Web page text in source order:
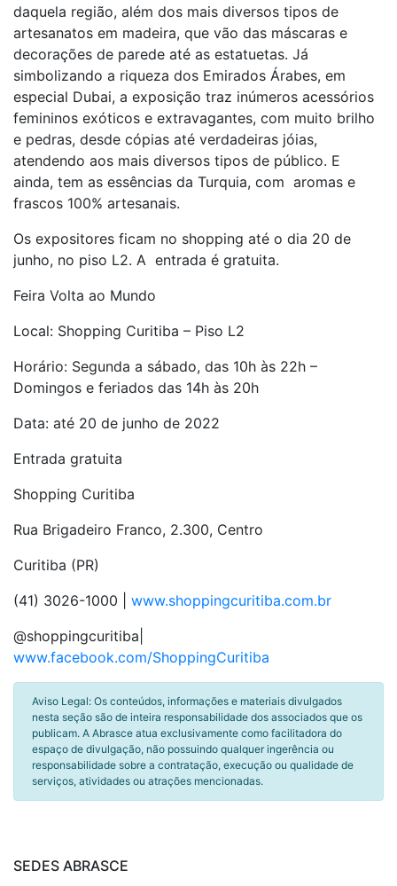
daquela região, além dos mais diversos tipos de
artesanatos em madeira, que vão das máscaras e
decorações de parede até as estatuetas. Já
simbolizando a riqueza dos Emirados Árabes, em
especial Dubai, a exposição traz inúmeros acessórios
femininos exóticos e extravagantes, com muito brilho
e pedras, desde cópias até verdadeiras jóias,
atendendo aos mais diversos tipos de público. E
ainda, tem as essências da Turquia, com aromas e
frascos 100% artesanais.
Os expositores ficam no shopping até o dia 20 de
junho, no piso L2. A entrada é gratuita.
Feira Volta ao Mundo
Local: Shopping Curitiba – Piso L2
Horário: Segunda a sábado, das 10h às 22h –
Domingos e feriados das 14h às 20h
Data: até 20 de junho de 2022
Entrada gratuita
Shopping Curitiba
Rua Brigadeiro Franco, 2.300, Centro
Curitiba (PR)
(41) 3026-1000 |
www.shoppingcuritiba.com.br
@shoppingcuritiba|
www.facebook.com/ShoppingCuritiba
Aviso Legal: Os conteúdos, informações e materiais divulgados
nesta seção são de inteira responsabilidade dos associados que os
publicam. A Abrasce atua exclusivamente como facilitadora do
espaço de divulgação, não possuindo qualquer ingerência ou
responsabilidade sobre a contratação, execução ou qualidade de
serviços, atividades ou atrações mencionadas.
SEDES ABRASCE